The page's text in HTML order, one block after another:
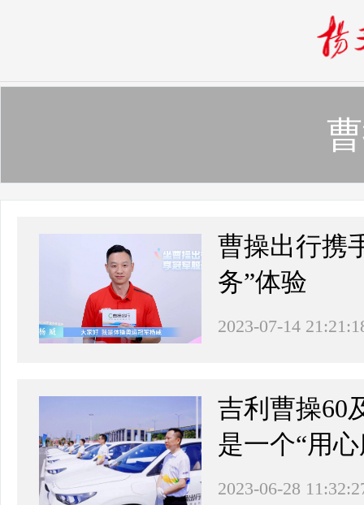
曹操出行携
务”体验
2023-07-14
吉利曹操60
是一个“用
2023-06-28